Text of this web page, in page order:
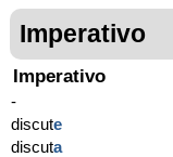
Imperativo
Imperativo
-
discute
discuta